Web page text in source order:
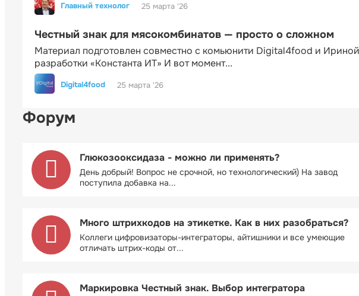
Главный технолог 25 марта '26
Честный знак для мясокомбинатов — просто о сложном
Материал подготовлен совместно с комьюнити Digital4food и
разработки «Константа ИТ» И вот момент...
Digital4food 25 марта '26
Форум
Глюкозооксидаза - можно ли применять?
День добрый! Вопрос не срочной, но технологический) На завод
поступила добавка на...
Много штрихкодов на этикетке. Как в них разобраться?
Коллеги цифровизаторы-интеграторы, айтишники и все умеющие
отличать штрих-коды от...
Маркировка Честный знак. Выбор интегратора